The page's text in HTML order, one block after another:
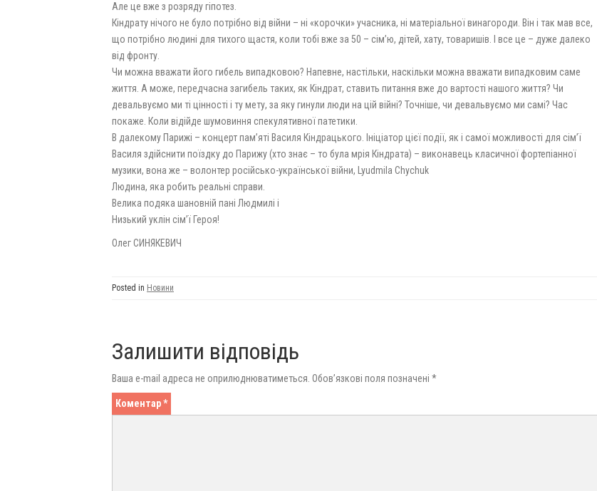
Але це вже з розряду гіпотез.
Кіндрату нічого не було потрібно від війни – ні «корочки» учасника, ні матеріальної винагороди. Він і так мав все,
що потрібно людині для тихого щастя, коли тобі вже за 50 – сім’ю, дітей, хату, товаришів. І все це – дуже далеко
від фронту.
Чи можна вважати його гибель випадковою? Напевне, настільки, наскільки можна вважати випадковим саме
життя. А може, передчасна загибель таких, як Кіндрат, ставить питання вже до вартості нашого життя? Чи
девальвуємо ми ті цінності і ту мету, за яку гинули люди на цій війні? Точніше, чи девальвуємо ми самі? Час
покаже. Коли відійде шумовиння спекулятивної патетики.
В далекому Парижі – концерт пам’яті Василя Кіндрацького. Ініціатор цієї події, як і самої можливості для сім’ї
Василя здійснити поїздку до Парижу (хто знає – то була мрія Кіндрата) – виконавець класичної фортепіанної
музики, вона же – волонтер російсько-української війни, Lyudmila Chychuk
Людина, яка робить реальні справи.
Велика подяка шановній пані Людмилі і
Низький уклін сім’ї Героя!
Олег СИНЯКЕВИЧ
Posted in Новини
Залишити відповідь
Ваша e-mail адреса не оприлюднюватиметься. Обов’язкові поля позначені *
Коментар*